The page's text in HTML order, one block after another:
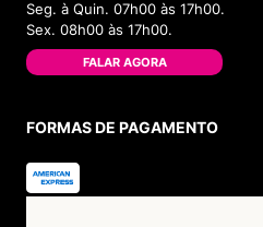
Seg. à Quin. 07h00 às 17h00.
Sex. 08h00 às 17h00.
FALAR AGORA
FORMAS DE PAGAMENTO